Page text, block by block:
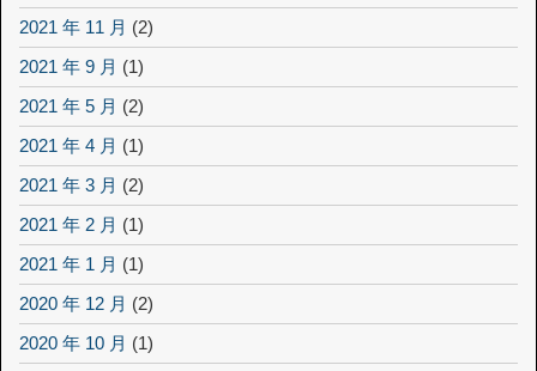
2021 年 11 月 (2)
2021 年 9 月 (1)
2021 年 5 月 (2)
2021 年 4 月 (1)
2021 年 3 月 (2)
2021 年 2 月 (1)
2021 年 1 月 (1)
2020 年 12 月 (2)
2020 年 10 月 (1)